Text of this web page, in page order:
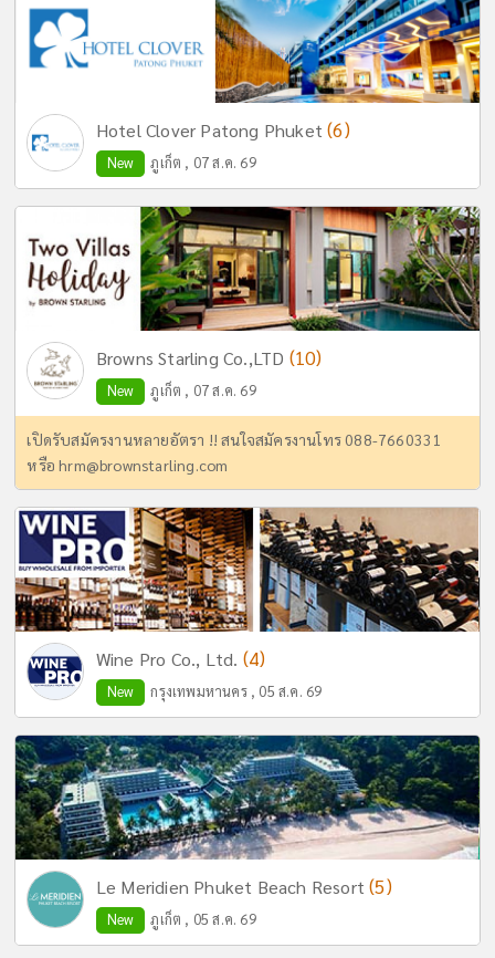
Hotel Clover Patong Phuket(6)
New ภูเก็ต , 07 ส.ค. 69
Browns Starling Co.,LTD (10)
New ภูเก็ต , 07 ส.ค. 69
เปิดรับสมัครงานหลายอัตรา !! สนใจสมัครงานโทร 088-7660331
หรือhrm@brownstarling.com
Wine Pro Co., Ltd. (4)
New กรุงเทพมหานคร , 05 ส.ค. 69
Le Meridien Phuket Beach Resort(5)
New ภูเก็ต , 05 ส.ค. 69